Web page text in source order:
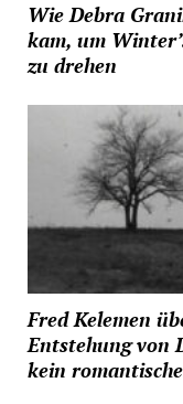
Wie Debra
kam, um
zu drehen
Fred Kelemen
Entstehung von
kein